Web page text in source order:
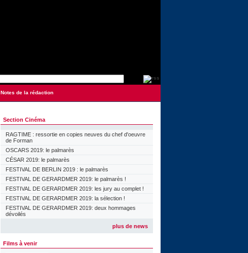
Notes de la rédaction
Section Cinéma
RAGTIME : ressortie en copies neuves du chef d'oeuvre
de Forman
OSCARS 2019: le palmarès
CÉSAR 2019: le palmarès
FESTIVAL DE BERLIN 2019 : le palmarès
FESTIVAL DE GERARDMER 2019: le palmarès !
FESTIVAL DE GERARDMER 2019: les jury au complet !
FESTIVAL DE GERARDMER 2019: la sélection !
FESTIVAL DE GERARDMER 2019: deux hommages
dévoilés
plus de news
Films à venir